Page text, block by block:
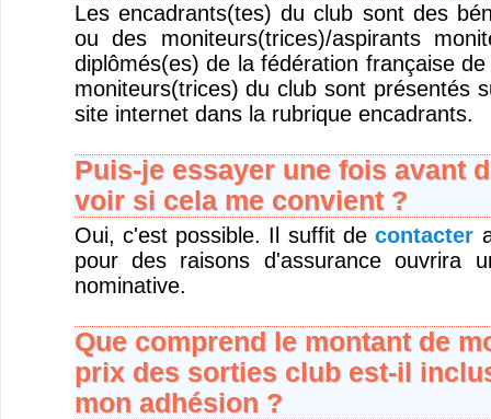
Les encadrants(tes) du club sont des
ou des moniteurs(trices)/aspirants
diplômés(es) de la fédération française
moniteurs(trices) du club sont présentés
site internet dans la rubrique encadrants.
Puis-je essayer une fois avant
voir si cela me convient ?
Oui, c'est possible. Il suffit decontacter
pour des raisons d'assurance ouvrira
nominative.
Que comprend le montant de
prix des sorties club est-il
mon adhésion ?